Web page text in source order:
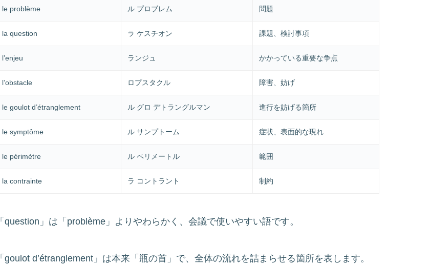
le problème ル プロブレム 問題
la question ラ ケスチオン 課題、検討事項
l’enjeu ランジュ かかっている重要な争点
l’obstacle ロプスタクル 障害、妨げ
le goulot d’étranglement ル グロ デトラングルマン 進行を妨げる箇所
le symptôme ル サンプトーム 症状、表面的な現れ
le périmètre ル ペリメートル 範囲
la contrainte ラ コントラント 制約
「question」は「problème」よりやわらかく、会議で使いやすい語です。
「goulot d’étranglement」は本来「瓶の首」で、全体の流れを詰まらせる箇所を表します。